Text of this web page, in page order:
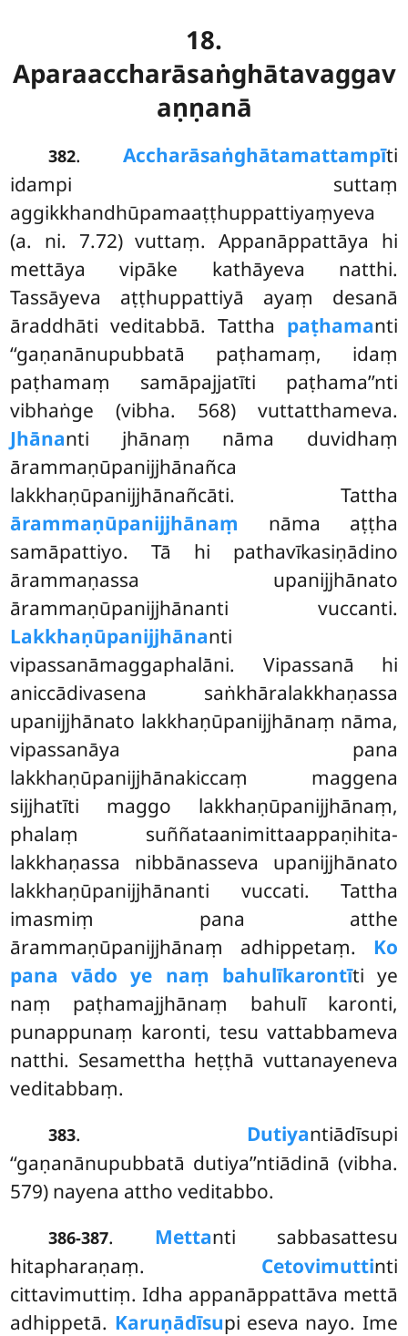
18.
Aparaaccharāsaṅghātavaggav
aṇṇanā
382. Accharāsaṅghātamattampīti
idampi suttaṃ
aggikkhandhūpamaaṭṭhuppattiyaṃyeva
(a. ni. 7.72) vuttaṃ. Appanāppattāya hi
mettāya vipāke kathāyeva natthi.
Tassāyeva aṭṭhuppattiyā ayaṃ desanā
āraddhāti veditabbā. Tattha paṭhamanti
‘‘gaṇanānupubbatā paṭhamaṃ, idaṃ
paṭhamaṃ samāpajjatīti paṭhama’’nti
vibhaṅge (vibha. 568) vuttatthameva.
Jhānanti jhānaṃ nāma duvidhaṃ
ārammaṇūpanijjhānañca
lakkhaṇūpanijjhānañcāti. Tattha
ārammaṇūpanijjhānaṃ nāma aṭṭha
samāpattiyo. Tā hi pathavīkasiṇādino
ārammaṇassa upanijjhānato
ārammaṇūpanijjhānanti vuccanti.
Lakkhaṇūpanijjhānanti
vipassanāmaggaphalāni. Vipassanā hi
aniccādivasena saṅkhāralakkhaṇassa
upanijjhānato lakkhaṇūpanijjhānaṃ nāma,
vipassanāya pana
lakkhaṇūpanijjhānakiccaṃ maggena
sijjhatīti maggo lakkhaṇūpanijjhānaṃ,
phalaṃ suññataanimittaappaṇihita-
lakkhaṇassa nibbānasseva upanijjhānato
lakkhaṇūpanijjhānanti vuccati. Tattha
imasmiṃ pana atthe
ārammaṇūpanijjhānaṃ adhippetaṃ. Ko
pana vādo ye naṃ bahulīkarontīti ye
naṃ paṭhamajjhānaṃ bahulī karonti,
punappunaṃ karonti, tesu vattabbameva
natthi. Sesamettha heṭṭhā vuttanayeneva
veditabbaṃ.
383. Dutiyantiādīsupi
‘‘gaṇanānupubbatā dutiya’’ntiādinā (vibha.
579) nayena attho veditabbo.
386-387. Mettanti sabbasattesu
hitapharaṇaṃ. Cetovimuttinti
cittavimuttiṃ. Idha appanāppattāva mettā
adhippetā. Karuṇādīsupi eseva nayo. Ime